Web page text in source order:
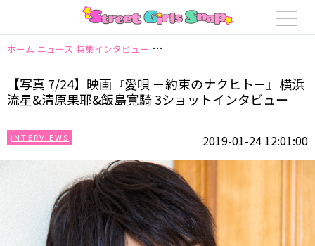
ホーム ニュース 特集インタビュー 【写真 7/24】映画『愛唄 －約束のナ
【写真 7/24】映画『愛唄 －約束のナクヒト－』横浜
流星&清原果耶&飯島寛騎 3ショットインタビュー
INTERVIEWS 2019-01-24 12:01:00